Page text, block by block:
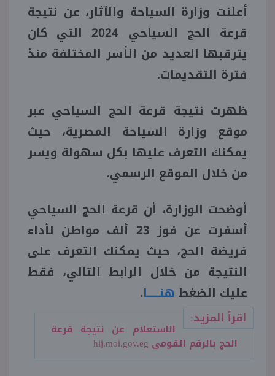
أعلنت وزارة السياحة والآثار، عن نتيجة
قرعة الحج السياحي 2024 التي كان
يترقبها العديد من الأسر المختلفة منذ
فترة التقديمات.
ظهرت نتيجة قرعة الحج السياحي عبر
موقع وزارة السياحة المصرية، حيث
يمكنك التعرف عليها بكل سهولة ويسر
من خلال الموقع الرسمي.
أوضحت الوزارة، أن قرعة الحج السياحي
أسفرت عن فوز 23 ألف مواطن لأداء
فريضة الحج، حيث يمكنك التعرف على
النتيجة من خلال الرابط التالي، فقط
عليك الضغط هنـــــا.
اقرأ المزيد:
الاستعلام عن نتيجة قرعة
الحج بالرقم القومى hij.moi.gov.eg